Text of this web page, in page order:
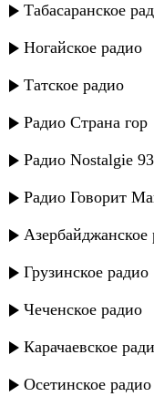
Табасаранское
Ногайское радио
Татское радио
Радио Страна гор
Радио Nostalgie
Радио Говорит
Азербайджанское
Грузинское радио
Чеченское радио
Карачаевское
Осетинское радио
Рустам
Альбина
Альбина
Рустам
Рустам
- Звездный путь